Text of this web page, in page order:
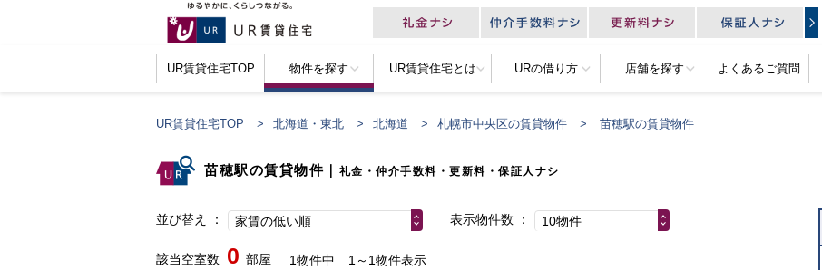
UR賃貸住宅TOP 物件を探す UR賃貸住宅とは URの借り方 店舗を探す よくあるご質問
UR賃貸住宅TOP 北海道・東北 北海道 札幌市中央区の賃貸物件 苗穂駅の賃貸物件
苗穂駅の賃貸物件 ｜ 礼金・仲介手数料・更新料・保証人ナシ
並び替え 家賃の低い順 表示物件数 10物件
該当空室数 0 部屋 1物件中 1～1物件表示